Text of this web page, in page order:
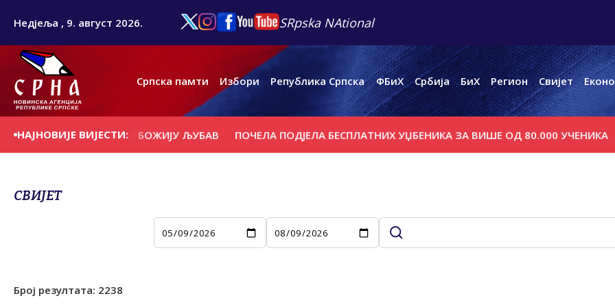
Недјеља , 9. август 2026. SRpska NAtional
Српска памти Избори Република Српска ФБиХ Србија БиХ Регион Свијет
НАЈНОВИЈЕ ВИЈЕСТИ:
ПОВЕРЕЊЕ У БОГА И БОЖИЈУ ЉУБАВ ПОЧЕЛА ПОДЈЕЛА БЕСПЛАТНИХ УЏБЕНИКА ЗА ВИШЕ ОД 80.000 УЧЕНИКА И
СВИЈЕТ
Број резултата: 2238